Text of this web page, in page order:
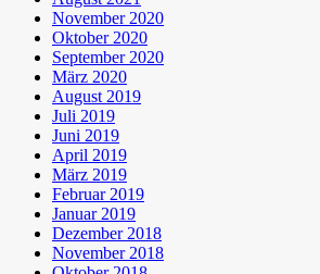
November 2020
Oktober 2020
September 2020
März 2020
August 2019
Juli 2019
Juni 2019
April 2019
März 2019
Februar 2019
Januar 2019
Dezember 2018
November 2018